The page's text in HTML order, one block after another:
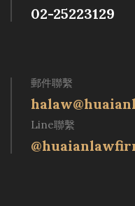
02-25223129
郵件聯繫
Line聯繫